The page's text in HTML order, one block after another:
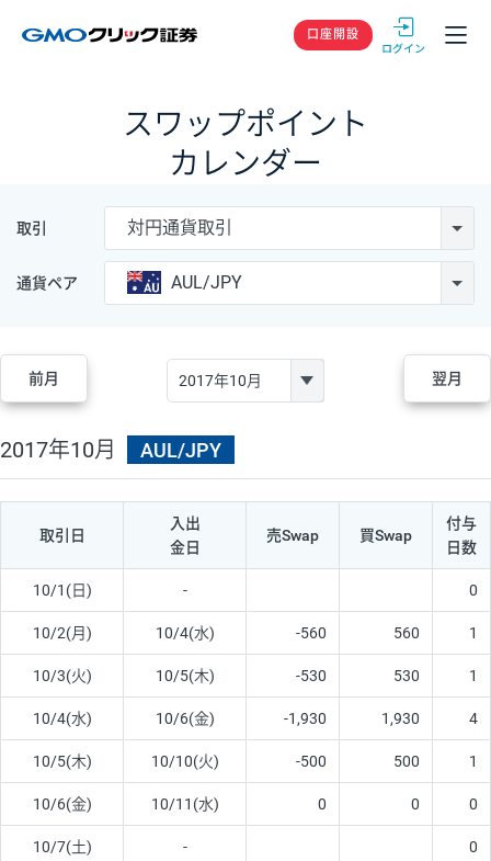
GMOクリック
口座開設
スワップポイント
カレンダー
取引 対円通貨取引
通貨ペア AUL/JPY
前月 翌月
2017年10月 AUL/JPY
取引日
入出
金日
売Swap 買Swap
付与
日数
10/1(日) - 0
10/2(月) 10/4(水) -560 560 1
10/3(火) 10/5(木) -530 530 1
10/4(水) 10/6(金) -1,930 1,930 4
10/5(木) 10/10(火) -500 500 1
10/6(金) 10/11(水) 0 0 0
10/7(土) - 0